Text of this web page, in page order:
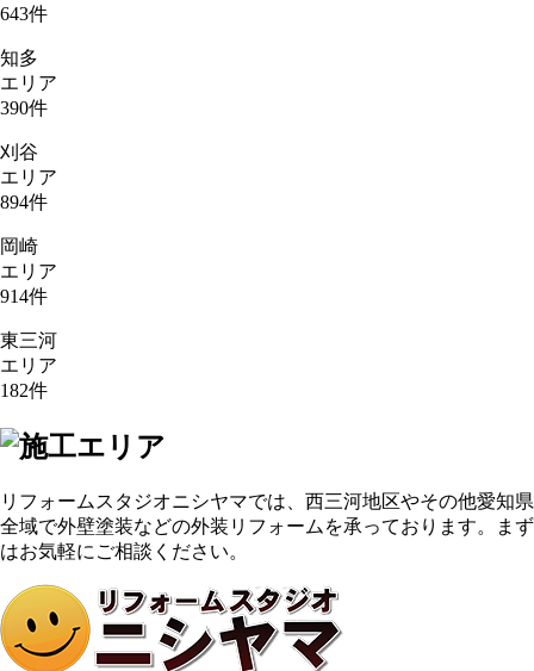
643件
知多
エリア
390件
刈谷
エリア
894件
岡崎
エリア
914件
東三河
エリア
182件
リフォームスタジオニシヤマでは、西三河地区やその他愛知県
全域で外壁塗装などの外装リフォームを承っております。まず
はお気軽にご相談ください。